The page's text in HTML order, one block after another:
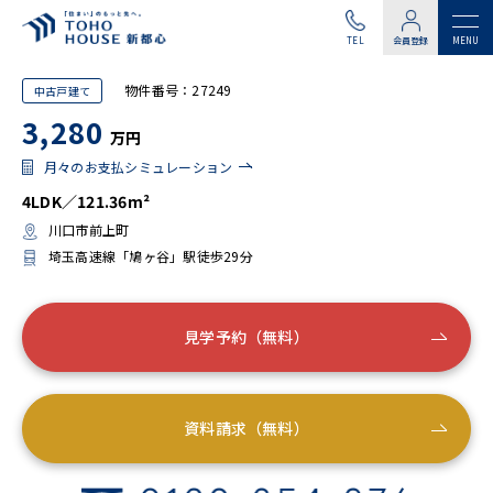
TEL 会員登録
中古戸建て 物件番号：27249
3,280 万円
月々のお支払シミュレーション
4LDK／121.36m²
川口市前上町
埼玉高速線「鳩ヶ谷」駅徒歩29分
見学予約（無料）
資料請求（無料）